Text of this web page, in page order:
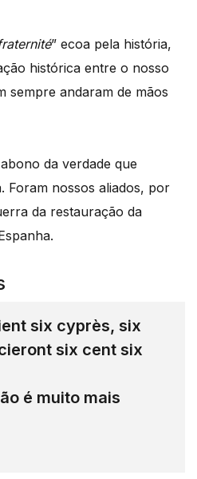
” ecoa pela história,
histórica entre o nosso
sempre andaram de mãos
da verdade que
Foram nossos aliados, por
da restauração da
six cyprès, six
six cent six
é muito mais